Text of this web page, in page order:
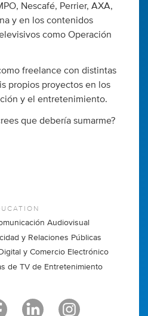
Nescafé, Perrier, AXA,
y en los contenidos
como Operación
freelance con distintas
propios proyectos en los
y el entretenimiento.
que debería sumarme?
Audiovisual
y Relaciones Públicas
y Comercio Electrónico
de TV de Entretenimiento